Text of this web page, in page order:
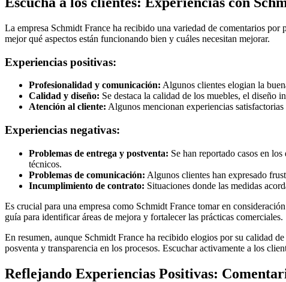
La empresa Schmidt France ha recibido una variedad de comentarios por
mejor qué aspectos están funcionando bien y cuáles necesitan mejorar.
Experiencias positivas:
Profesionalidad y comunicación: Algunos clientes elogian la
Calidad y diseño: Se destaca la calidad de los muebles, el diseño
Atención al cliente: Algunos mencionan experiencias
Experiencias negativas:
Problemas de entrega y postventa: Se han reportado casos en
técnicos.
Problemas de comunicación: Algunos clientes han expresado
Incumplimiento de contrato: Situaciones donde las medidas
Es crucial para una empresa como Schmidt France tomar en
guía para identificar áreas de mejora y fortalecer las prácticas comerciales.
En resumen, aunque Schmidt France ha recibido elogios por su calidad
posventa y transparencia en los procesos. Escuchar activamente a los
Reflejando Experiencias Positivas: